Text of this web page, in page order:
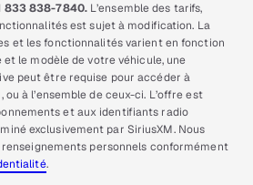
833 838-7840.L’ensemble des tarifs,
est sujet à modification. La
et les fonctionnalités varient en fonction
le modèle de votre véhicule, une
peut être requise pour accéder à
à l’ensemble de ceux-ci. L’offre est
et aux identifiants radio
exclusivement par SiriusXM. Nous
personnels conformément
.